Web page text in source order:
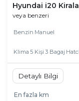
Hyundai i20 Kirala
veya benzeri
Benzin Manuel
Klima 5 Kişi 3 Bagaj
Detaylı Bilgi
En fazla km